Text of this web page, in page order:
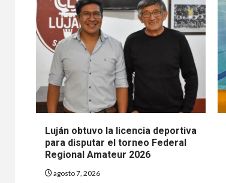
Luján obtuvo la licencia deportiva
para disputar el torneo Federal
Regional Amateur 2026
agosto 7, 2026